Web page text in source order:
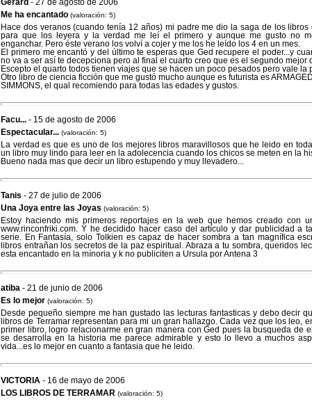
Gerard - 27 de agosto de 2006
Me ha encantado (valoración: 5)
Hace dos veranos (cuando tenía 12 años) mi padre me dio la saga de los libros
para que los leyera y la verdad me leí el primero y aunque me gusto no
enganchar. Pero éste verano los volví a cojer y me los he leído los 4 en un mes.
El primero me encantó y del último te esperas que Ged recupere el poder...y
no va a ser así te decepciona pero al final el cuarto creo que es el segundo mejor
Escepto el quarto todos tienen viajes que se hacen un poco pesados pero vale la
Otro libro de ciencia ficción que me gustó mucho aunque es futurista es
SIMMONS, el qual recomiendo para todas las edades y gustos.
Facu... - 15 de agosto de 2006
Espectacular... (valoración: 5)
La verdad es que es uno de los mejores libros maravillosos que he leido en
un libro muy lindo para leer en la adolecencia cuando los chicos se meten en la
Bueno nada mas que decir un libro estupendo y muy llevadero...
Tanis - 27 de julio de 2006
Una Joya entre las Joyas (valoración: 5)
Estoy haciendo mis primeros reportajes en la web que hemos creado con
www.rinconfriki.com. Y he decidido hacer caso del artículo y dar publicidad a
serie. En Fantasía, solo Tolkien es capaz de hacer sombra a tan magnífica
libros entrañan los secretos de la paz espiritual. Abraza a tu sombra, queridos
esta encantado en la mínoria y k no publiciten a Ursula por Antena 3
atiba - 21 de junio de 2006
Es lo mejor (valoración: 5)
Desde pequeño siempre me han gustado las lecturas fantasticas y debo decir
libros de Terramar representan para mi un gran hallazgo. Cada vez que los leo,
primer libro, logro relacionarme en gran manera con Ged pues la busqueda de
se desarrolla en la historia me parece admirable y esto lo llevo a muchos
vida...es lo mejor en cuanto a fantasia que he leido.
VICTORIA - 16 de mayo de 2006
LOS LIBROS DE TERRAMAR (valoración: 5)